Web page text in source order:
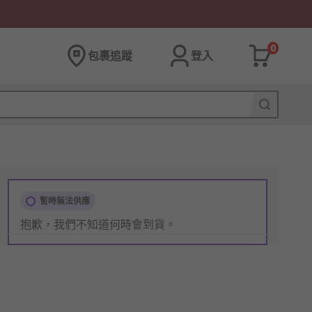
包裹追蹤 登入
0
暫時無法供應
抱歉，我們不知道何時會到貨。